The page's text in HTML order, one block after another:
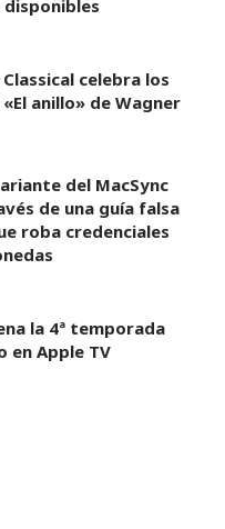
disponibles
celebra los
anillo» de Wagner
del MacSync
de una guía falsa
roba credenciales
la 4ª temporada
en Apple TV